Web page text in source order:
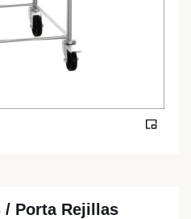
/ Porta Rejillas